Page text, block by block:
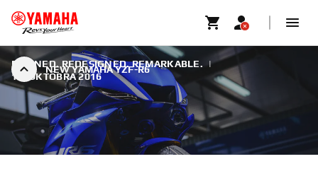
NEW YAMAHA YZF-R6
REFINED. REDESIGNED. REMARKABLE. |
12. OKTÓBRA 2016